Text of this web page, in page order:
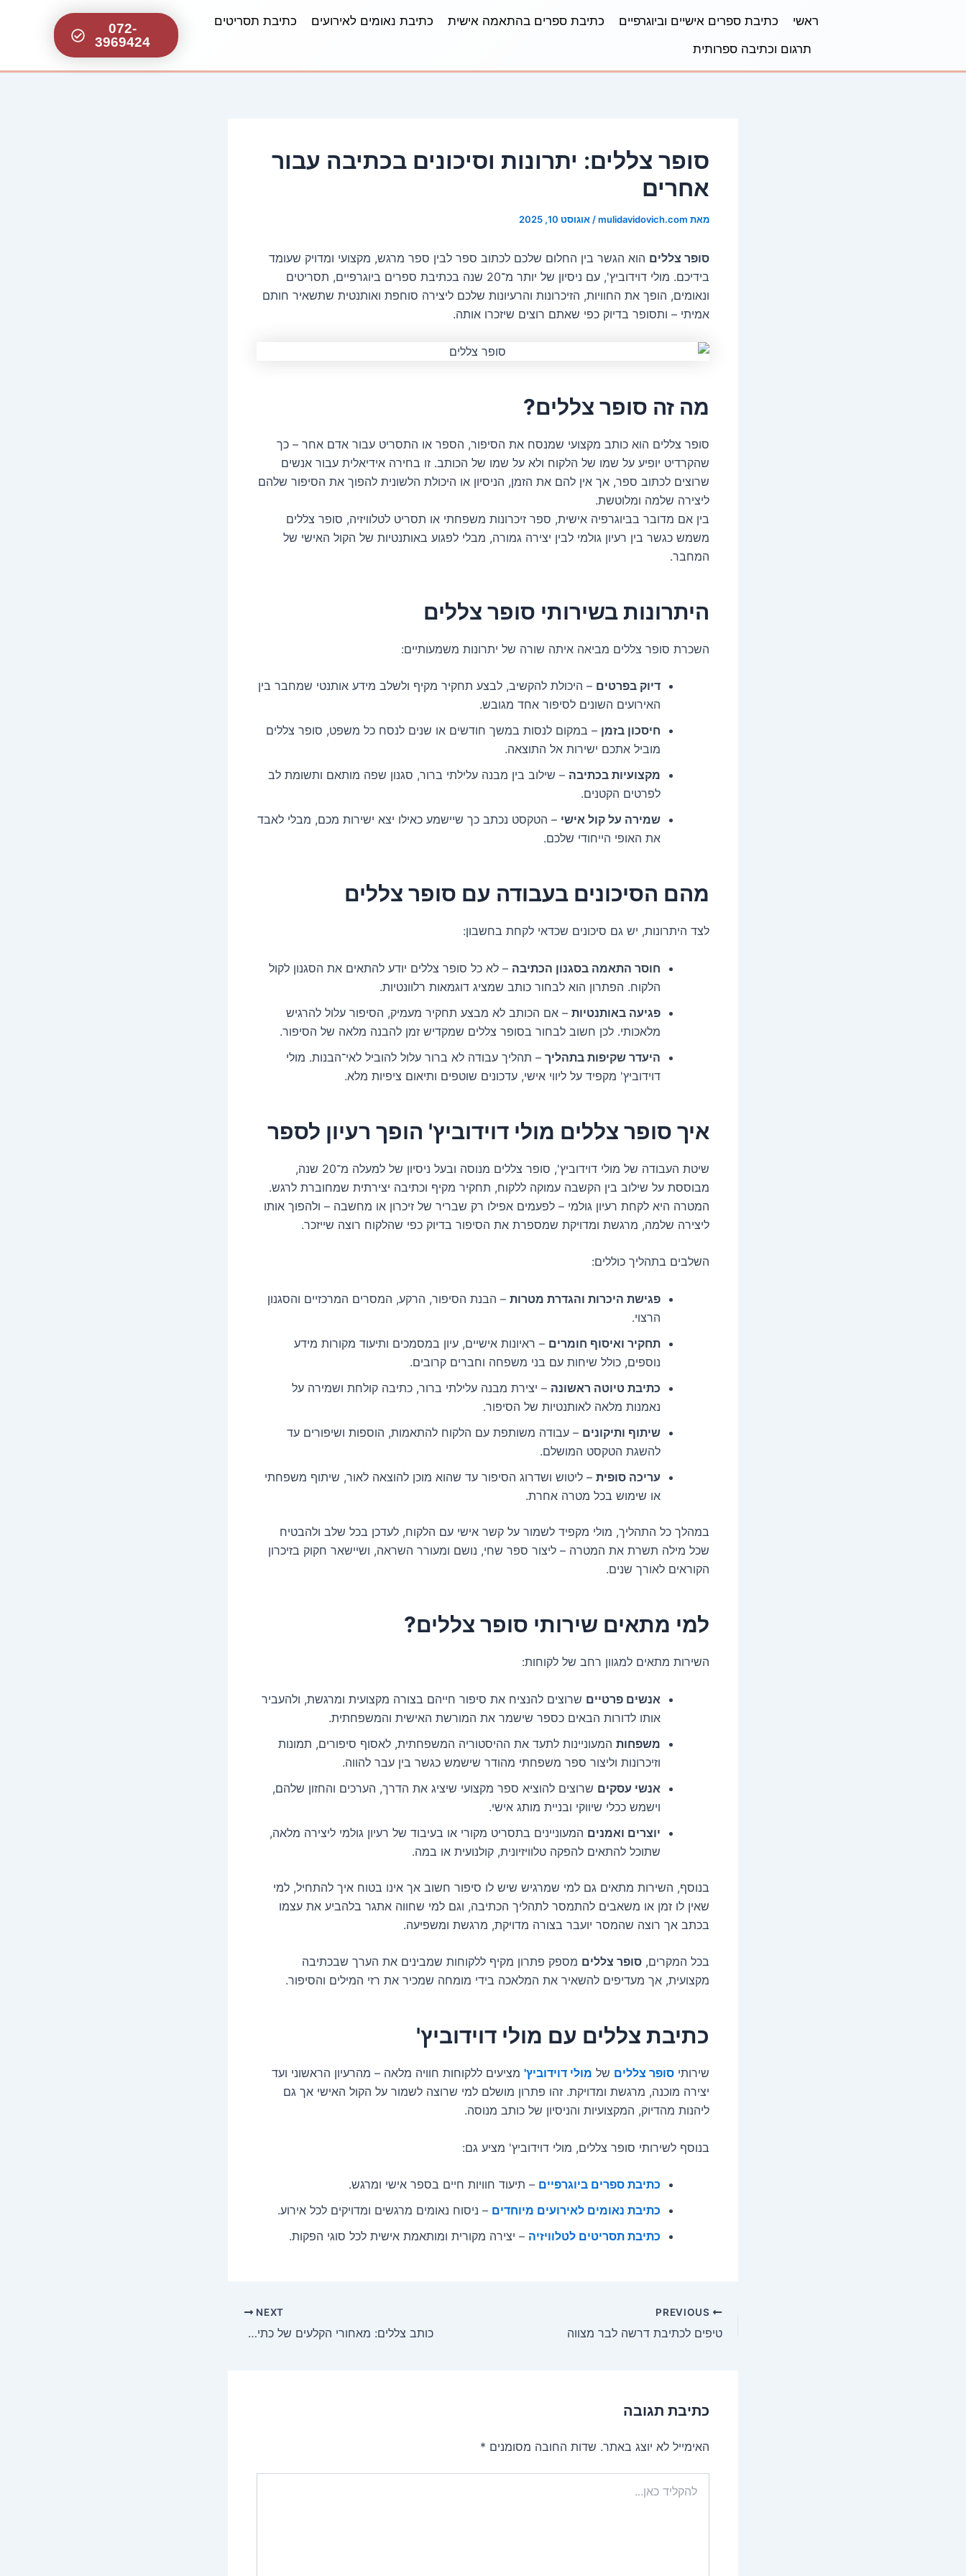
ראשי כתיבת ספרים אישיים וביוגרפיים כתיבת ספרים בהתאמה אישית כתיבת נאומים לאירועים כתיבת תסריטים
תרגום וכתיבה ספרותית
072-
3969424
סופר צללים: יתרונות וסיכונים בכתיבה עבור
אחרים
מאת mulidavidovich.com
/ אוגוסט 10, 2025
סופר צללים הוא הגשר בין החלום שלכם לכתוב ספר לבין ספר מרגש, מקצועי ומדויק שעומד
בידיכם. מולי דוידוביץ', עם ניסיון של יותר מ־20 שנה בכתיבת ספרים ביוגרפיים, תסריטים
ונאומים, הופך את החוויות, הזיכרונות והרעיונות שלכם ליצירה סוחפת ואותנטית שתשאיר חותם
אמיתי – ותסופר בדיוק כפי שאתם רוצים שיזכרו אותה.
מה זה סופר צללים?
סופר צללים הוא כותב מקצועי שמנסח את הסיפור, הספר או התסריט עבור אדם אחר – כך
שהקרדיט יופיע על שמו של הלקוח ולא על שמו של הכותב. זו בחירה אידיאלית עבור אנשים
שרוצים לכתוב ספר, אך אין להם את הזמן, הניסיון או היכולת הלשונית להפוך את הסיפור שלהם
ליצירה שלמה ומלוטשת.
בין אם מדובר בביוגרפיה אישית, ספר זיכרונות משפחתי או תסריט לטלוויזיה, סופר צללים
משמש כגשר בין רעיון גולמי לבין יצירה גמורה, מבלי לפגוע באותנטיות של הקול האישי של
המחבר.
היתרונות בשירותי סופר צללים
השכרת סופר צללים מביאה איתה שורה של יתרונות משמעותיים:
דיוק בפרטים – היכולת להקשיב, לבצע תחקיר מקיף ולשלב מידע אותנטי שמחבר בין
האירועים השונים לסיפור אחד מגובש.
חיסכון בזמן – במקום לנסות במשך חודשים או שנים לנסח כל משפט, סופר צללים
מוביל אתכם ישירות אל התוצאה.
מקצועיות בכתיבה – שילוב בין מבנה עלילתי ברור, סגנון שפה מותאם ותשומת לב
לפרטים הקטנים.
שמירה על קול אישי – הטקסט נכתב כך שיישמע כאילו יצא ישירות מכם, מבלי לאבד
את האופי הייחודי שלכם.
מהם הסיכונים בעבודה עם סופר צללים
לצד היתרונות, יש גם סיכונים שכדאי לקחת בחשבון:
חוסר התאמה בסגנון הכתיבה – לא כל סופר צללים יודע להתאים את הסגנון לקול
הלקוח. הפתרון הוא לבחור כותב שמציג דוגמאות רלוונטיות.
פגיעה באותנטיות – אם הכותב לא מבצע תחקיר מעמיק, הסיפור עלול להרגיש
מלאכותי. לכן חשוב לבחור בסופר צללים שמקדיש זמן להבנה מלאה של הסיפור.
היעדר שקיפות בתהליך – תהליך עבודה לא ברור עלול להוביל לאי־הבנות. מולי
דוידוביץ' מקפיד על ליווי אישי, עדכונים שוטפים ותיאום ציפיות מלא.
איך סופר צללים מולי דוידוביץ' הופך רעיון לספר
שיטת העבודה של מולי דוידוביץ', סופר צללים מנוסה ובעל ניסיון של למעלה מ־20 שנה,
מבוססת על שילוב בין הקשבה עמוקה ללקוח, תחקיר מקיף וכתיבה יצירתית שמחוברת לרגש.
המטרה היא לקחת רעיון גולמי – לפעמים אפילו רק שבריר של זיכרון או מחשבה – ולהפוך אותו
ליצירה שלמה, מרגשת ומדויקת שמספרת את הסיפור בדיוק כפי שהלקוח רוצה שייזכר.
השלבים בתהליך כוללים:
פגישת היכרות והגדרת מטרות – הבנת הסיפור, הרקע, המסרים המרכזיים והסגנון
הרצוי.
תחקיר ואיסוף חומרים – ראיונות אישיים, עיון במסמכים ותיעוד מקורות מידע
נוספים, כולל שיחות עם בני משפחה וחברים קרובים.
כתיבת טיוטה ראשונה – יצירת מבנה עלילתי ברור, כתיבה קולחת ושמירה על
נאמנות מלאה לאותנטיות של הסיפור.
שיתוף ותיקונים – עבודה משותפת עם הלקוח להתאמות, הוספות ושיפורים עד
להשגת הטקסט המושלם.
עריכה סופית – ליטוש ושדרוג הסיפור עד שהוא מוכן להוצאה לאור, שיתוף משפחתי
או שימוש בכל מטרה אחרת.
במהלך כל התהליך, מולי מקפיד לשמור על קשר אישי עם הלקוח, לעדכן בכל שלב ולהבטיח
שכל מילה תשרת את המטרה – ליצור ספר שחי, נושם ומעורר השראה, ושיישאר חקוק בזיכרון
הקוראים לאורך שנים.
למי מתאים שירותי סופר צללים?
השירות מתאים למגוון רחב של לקוחות:
אנשים פרטיים שרוצים להנציח את סיפור חייהם בצורה מקצועית ומרגשת, ולהעביר
אותו לדורות הבאים כספר שישמר את המורשת האישית והמשפחתית.
משפחות המעוניינות לתעד את ההיסטוריה המשפחתית, לאסוף סיפורים, תמונות
וזיכרונות וליצור ספר משפחתי מהודר שישמש כגשר בין עבר להווה.
אנשי עסקים שרוצים להוציא ספר מקצועי שיציג את הדרך, הערכים והחזון שלהם,
וישמש ככלי שיווקי ובניית מותג אישי.
יוצרים ואמנים המעוניינים בתסריט מקורי או בעיבוד של רעיון גולמי ליצירה מלאה,
שתוכל להתאים להפקה טלוויזיונית, קולנועית או במה.
בנוסף, השירות מתאים גם למי שמרגיש שיש לו סיפור חשוב אך אינו בטוח איך להתחיל, למי
שאין לו זמן או משאבים להתמסר לתהליך הכתיבה, וגם למי שחווה אתגר בלהביע את עצמו
בכתב אך רוצה שהמסר יועבר בצורה מדויקת, מרגשת ומשפיעה.
בכל המקרים, סופר צללים מספק פתרון מקיף ללקוחות שמבינים את הערך שבכתיבה
מקצועית, אך מעדיפים להשאיר את המלאכה בידי מומחה שמכיר את רזי המילים והסיפור.
כתיבת צללים עם מולי דוידוביץ'
שירותי סופר צללים של מולי דוידוביץ' מציעים ללקוחות חוויה מלאה – מהרעיון הראשוני ועד
יצירה מוכנה, מרגשת ומדויקת. זהו פתרון מושלם למי שרוצה לשמור על הקול האישי אך גם
ליהנות מהדיוק, המקצועיות והניסיון של כותב מנוסה.
בנוסף לשירותי סופר צללים, מולי דוידוביץ' מציע גם:
כתיבת ספרים ביוגרפיים – תיעוד חוויות חיים בספר אישי ומרגש.
כתיבת נאומים לאירועים מיוחדים – ניסוח נאומים מרגשים ומדויקים לכל אירוע.
כתיבת תסריטים לטלוויזיה – יצירה מקורית ומותאמת אישית לכל סוגי הפקות.
navigation
טיפים לכתיבת דרשה לבר מצווה
NEXT
כותב צללים: מאחורי הקלעים של כתיבה בסגנון אישי ומחקרי
כתיבת תגובה
האימייל לא יוצג באתר. שדות החובה מסומנים *
כאן...